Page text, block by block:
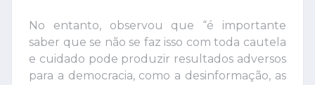
No entanto, observou que “é importante
saber que se não se faz isso com toda cautela
e cuidado pode produzir resultados adversos
para a democracia, como a desinformação, as